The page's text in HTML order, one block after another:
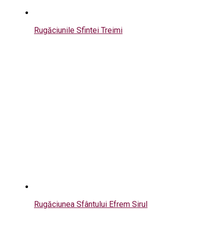
Rugăciunile Sfintei Treimi
Rugăciunea Sfântului Efrem Sirul